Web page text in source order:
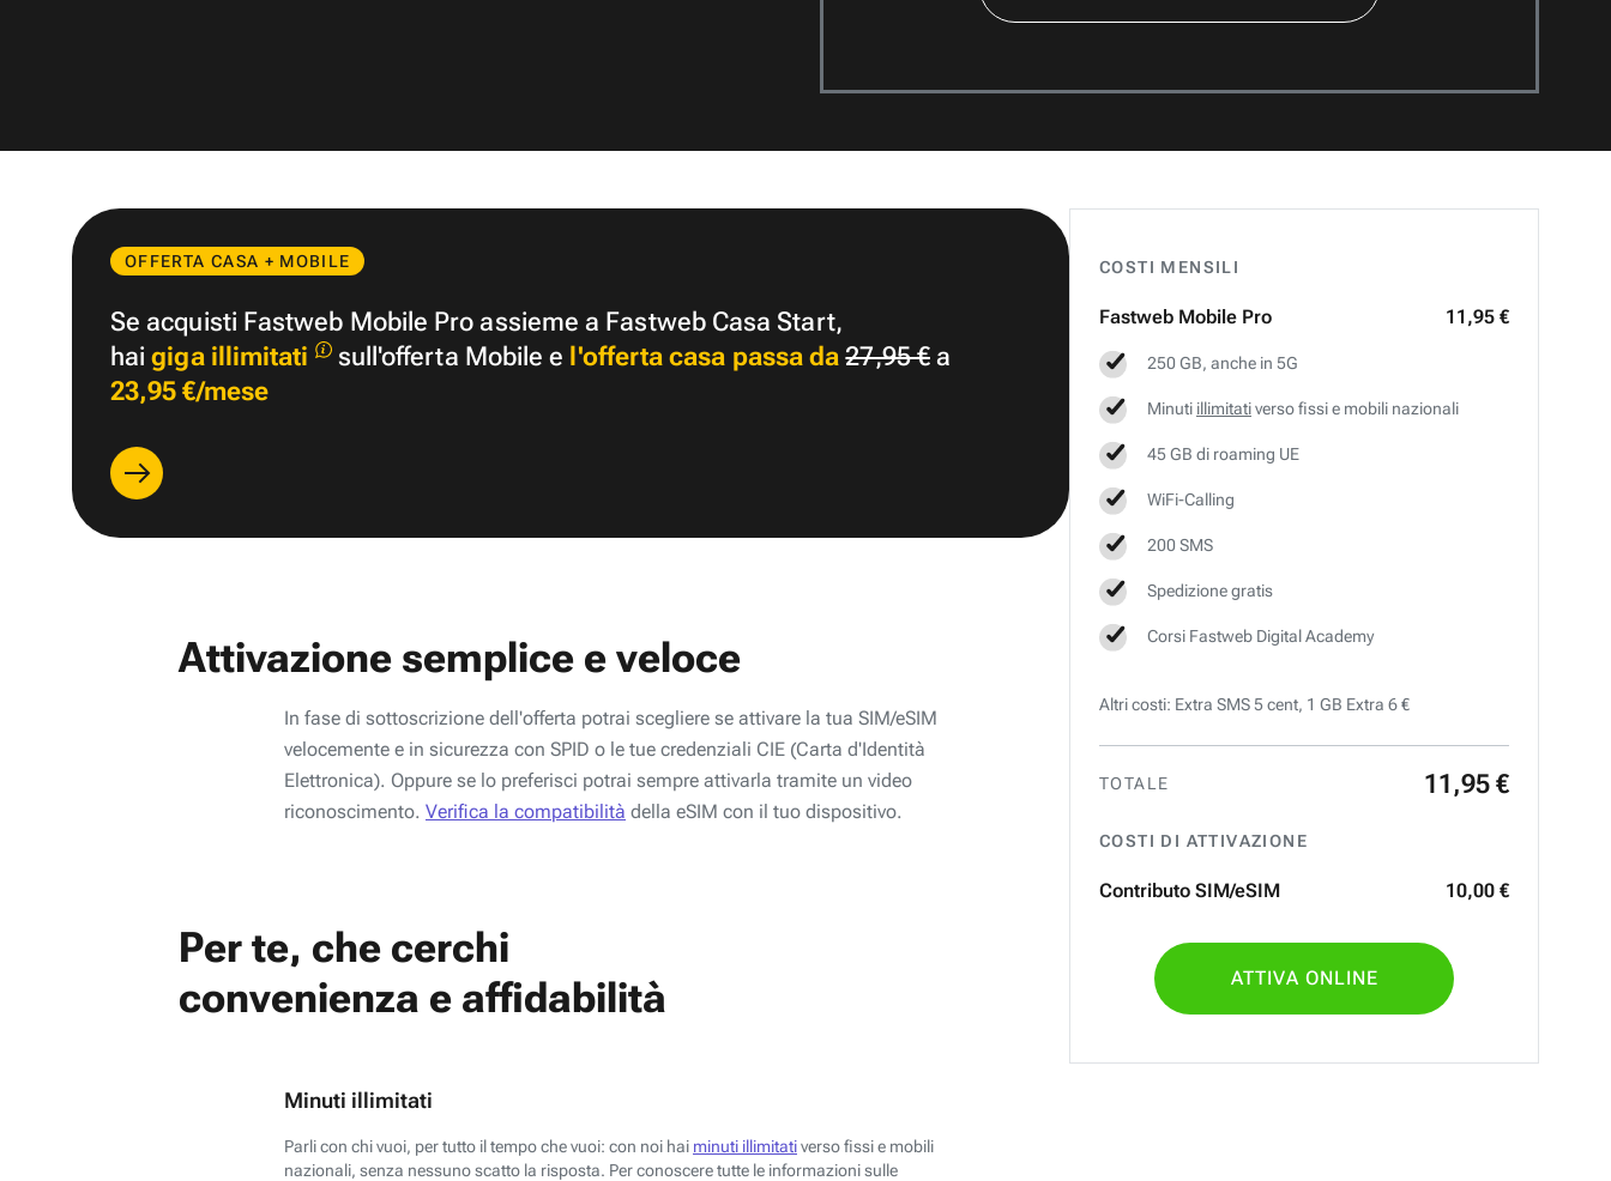
COSTI MENSILI
Fastweb Mobile Pro 11,95 €
250 GB, anche in 5G
Minuti illimitativerso fissi e mobili nazionali
45 GB di roaming UE
WiFi-Calling
200 SMS
Spedizione gratis
Corsi Fastweb Digital Academy
Altri costi: Extra SMS 5 cent, 1 GB Extra 6 €
TOTALE 11 ,95 €
COSTI DI ATTIVAZIONE
Contributo SIM/eSIM 10,00 €
ATTIVA ONLINE
OFFERTA CASA + MOBILE
Se acquisti Fastweb Mobile Pro assieme a Fastweb Casa Start,
haigiga illimitati sull'offerta Mobile e l'offerta casa passa da 27,95 €a
23,95 €/mese
Attivazione semplice e veloce
In fase di sottoscrizione dell'offerta potrai scegliere se attivare la tua SIM/eSIM
velocemente e in sicurezza con SPID o le tue credenziali CIE (Carta d'Identità
Elettronica). Oppure se lo preferisci potrai sempre attivarla tramite un video
riconoscimento. Verifica la compatibilità della eSIM con il tuo dispositivo.
Per te, che cerchi
convenienza e affidabilità
Minuti illimitati
Parli con chi vuoi, per tutto il tempo che vuoi: con noi hai minuti illimitativerso fissi e mobili
nazionali, senza nessuno scatto la risposta. Per conoscere tutte le informazioni sulle